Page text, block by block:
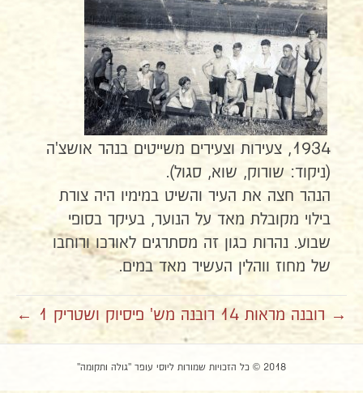
1934, צעירות וצעירים משייטים בנהר אושצ'ה
(ניקוד: שורוק, שוא, סגול).
הנהר חצה את העיר והשיט במימיו היה צורת
בילוי מקובלת מאד על הנוער, בעיקר בסופי
שבוע. נהרות כגון זה מסתרגים לאורכו ורוחבו
של מחוז ווהלין העשיר מאד במים.
→ רובנה מראות 14 רובנה מש' פיסיוק ושטריק 1 ←
2018 © כל הזכויות שמורות ליוסי עופר "גולה ותקומה"